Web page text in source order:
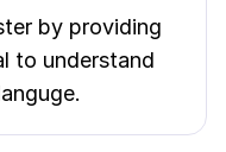
by providing
to understand